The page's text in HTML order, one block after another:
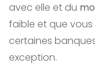
avec elle et du
faible et que
certaines
exception.